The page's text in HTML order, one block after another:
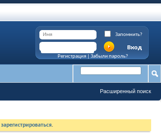
Запомнить?
Регистрация Забыли пароль?
Расширенный поиск
зарегистрироваться.